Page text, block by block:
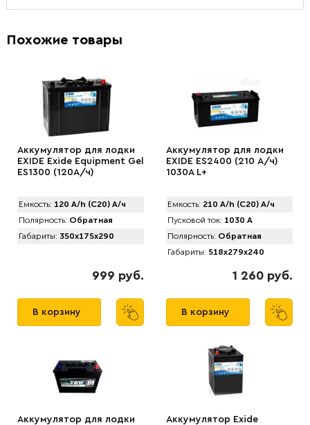
Похожие товары
Аккумулятор для лодки
EXIDE Exide Equipment Gel
ES1300 (120А/ч)
Емкость: 120 A/h (C20) А/ч
Полярность: Обратная
Габариты: 350x175x290
999 руб.
В корзину
Аккумулятор для лодки
EXIDE ES2400 (210 А/ч)
1030A L+
Емкость: 210 A/h (C20) А/ч
Пусковой ток: 1030 А
Полярность: Обратная
Габариты: 518x279x240
1 260 руб.
В корзину
Аккумулятор для лодки
Аккумулятор Exide